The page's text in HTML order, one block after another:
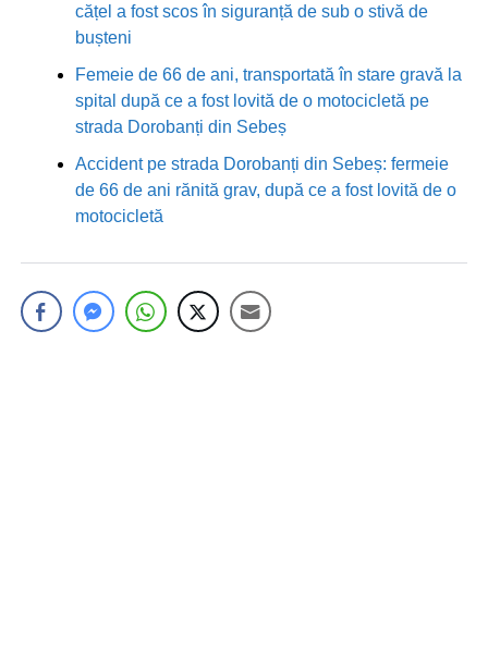
cățel a fost scos în siguranță de sub o stivă de
bușteni
Femeie de 66 de ani, transportată în stare gravă la
spital după ce a fost lovită de o motocicletă pe
strada Dorobanți din Sebeș
Accident pe strada Dorobanți din Sebeș: fermeie
de 66 de ani rănită grav, după ce a fost lovită de o
motocicletă